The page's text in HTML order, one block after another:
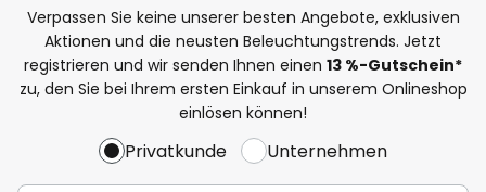
Verpassen Sie keine unserer besten Angebote, exklusiven
Aktionen und die neusten Beleuchtungstrends. Jetzt
registrieren und wir senden Ihnen einen 13 %-Gutschein*
zu, den Sie bei Ihrem ersten Einkauf in unserem Onlineshop
einlösen können!
Privatkunde Unternehmen